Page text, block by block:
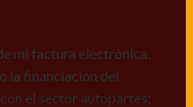
mi factura electrónica,
la financiación del
el sector autopartes;